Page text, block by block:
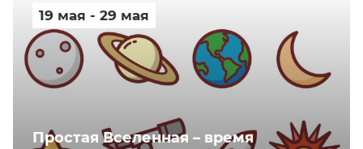
19 мая - 29 мая
Простая Вселенная – время